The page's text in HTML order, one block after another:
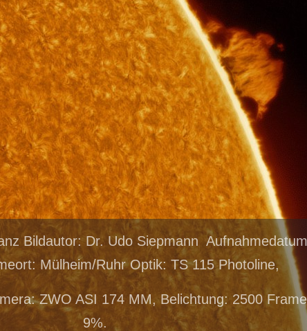
Bildautor: Dr. Udo Siepmann
Mülheim/Ruhr Optik: TS 115 Photoline,
ZWO ASI 174 MM, Belichtung: 2500
9%.